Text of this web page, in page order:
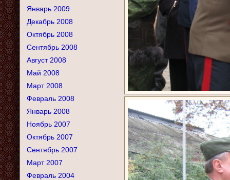
Январь 2009
Декабрь 2008
Октябрь 2008
Сентябрь 2008
Август 2008
Май 2008
Март 2008
Февраль 2008
Январь 2008
Ноябрь 2007
Октябрь 2007
Сентябрь 2007
Март 2007
Февраль 2004